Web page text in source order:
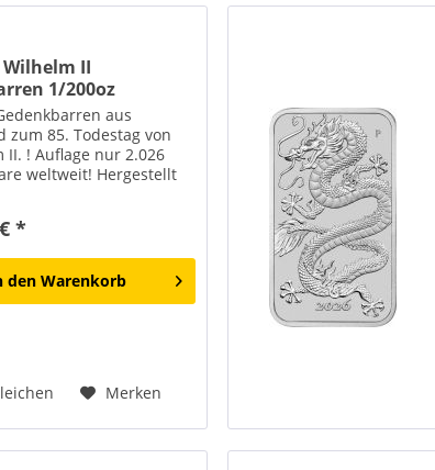
II
1/200oz
aus
zum 85. Todestag von
II. ! Auflage nur 2.026
weltweit! Hergestellt
am 27. Januar 1859 als
Kaiser...
*
den Warenkorb
Merken